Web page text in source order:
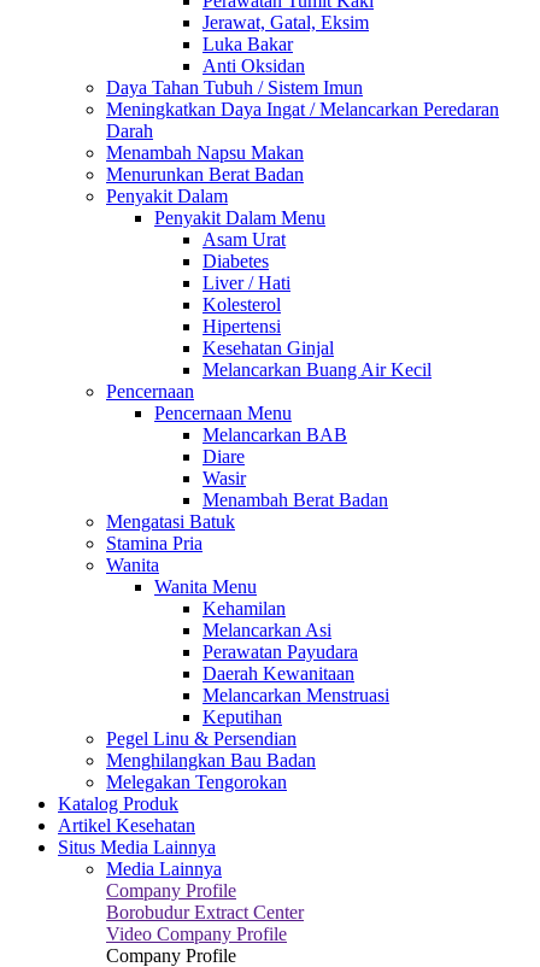
Jerawat, Gatal, Eksim
Luka Bakar
Anti Oksidan
Daya Tahan Tubuh / Sistem Imun
Meningkatkan Daya Ingat / Melancarkan Peredaran
Darah
Menambah Napsu Makan
Menurunkan Berat Badan
Penyakit Dalam
Penyakit Dalam Menu
Asam Urat
Diabetes
Liver / Hati
Kolesterol
Hipertensi
Kesehatan Ginjal
Melancarkan Buang Air Kecil
Pencernaan
Pencernaan Menu
Melancarkan BAB
Diare
Wasir
Menambah Berat Badan
Mengatasi Batuk
Stamina Pria
Wanita
Wanita Menu
Kehamilan
Melancarkan Asi
Perawatan Payudara
Daerah Kewanitaan
Melancarkan Menstruasi
Keputihan
Pegel Linu & Persendian
Menghilangkan Bau Badan
Melegakan Tengorokan
Katalog Produk
Artikel Kesehatan
Situs Media Lainnya
Media Lainnya
Company Profile
Borobudur Extract Center
Video Company Profile
Company Profile